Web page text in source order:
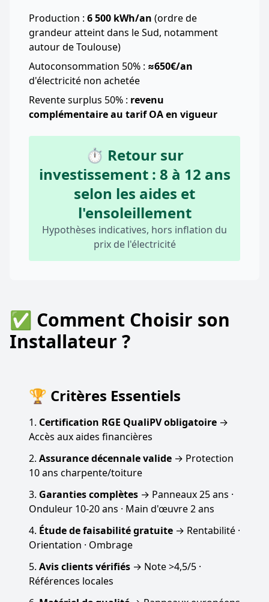
Production : 6 500 kWh/an (ordre de
grandeur atteint dans le Sud, notamment
autour de Toulouse)
Autoconsommation 50% : ≈650€/an
d'électricité non achetée
Revente surplus 50% : revenu
complémentaire au tarif OA en vigueur
⏱️ Retour sur
investissement : 8 à 12 ans
selon les aides et
l'ensoleillement
Hypothèses indicatives, hors inflation du
prix de l'électricité
✅ Comment Choisir son
Installateur ?
🏆 Critères Essentiels
Certification RGE QualiPV obligatoire →
Accès aux aides financières
Assurance décennale valide → Protection
10 ans charpente/toiture
Garanties complètes → Panneaux 25 ans ·
Onduleur 10-20 ans · Main d'œuvre 2 ans
Étude de faisabilité gratuite → Rentabilité ·
Orientation · Ombrage
Avis clients vérifiés → Note >4,5/5 ·
Références locales